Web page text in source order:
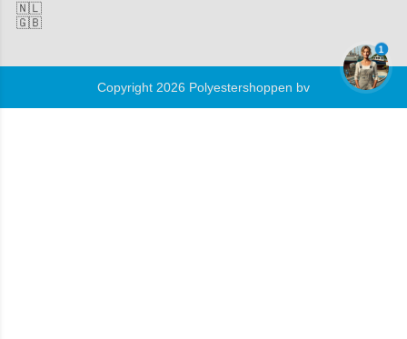
🇳🇱
🇬🇧
Copyright 2026 Polyestershoppen bv
1